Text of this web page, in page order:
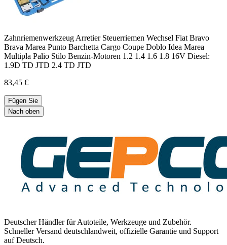
Zahnriemenwerkzeug Arretier Steuerriemen Wechsel Fiat Bravo
Brava Marea Punto Barchetta Cargo Coupe Doblo Idea Marea
Multipla Palio Stilo Benzin-Motoren 1.2 1.4 1.6 1.8 16V Diesel:
1.9D TD JTD 2.4 TD JTD
83,45 €
Fügen Sie
Nach oben
Deutscher Händler für Autoteile, Werkzeuge und Zubehör.
Schneller Versand deutschlandweit, offizielle Garantie und Support
auf Deutsch.